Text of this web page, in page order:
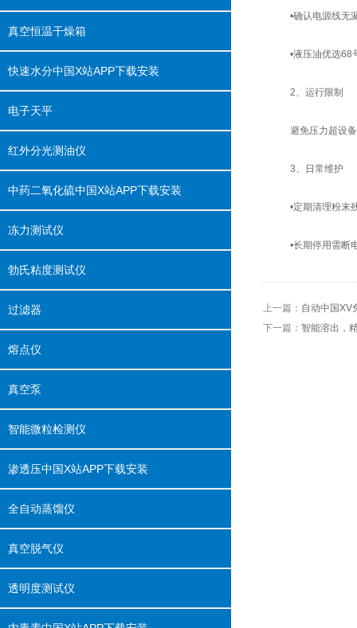
真空恒温干燥箱
快速水分中国X站APP下载安装
电子天平
红外分光测油仪
中药二氧化硫中国X站APP下载安装
冻力测试仪
勃氏粘度测试仪
过滤器
熔点仪
真空泵
智能微粒检测仪
渗透压中国X站APP下载安装
全自动蒸馏仪
真空脱气仪
透明度测试仪
•确认电源线无漏电
•液压油优选68号耐
‌2、运行限制‌
避免压力超设备最
‌3、日常维护‌
•定期清理粉末残留
•长期停用需断电
上一篇： 自动中国XV
下一篇： 智能溶出